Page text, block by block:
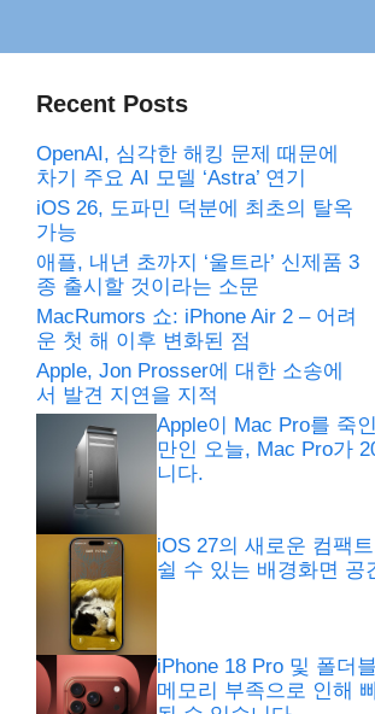
Recent Posts
OpenAI, 심각한 해킹 문제 때문에
차기 주요 AI 모델 ‘Astra’ 연기
iOS 26, 도파민 덕분에 최초의 탈옥
가능
애플, 내년 초까지 ‘울트라’ 신제품 3
종 출시할 것이라는 소문
MacRumors 쇼: iPhone Air 2 – 어려
운 첫 해 이후 변화된 점
Apple, Jon Prosser에 대한 소송에
서 발견 지연을 지적
Apple이 Mac Pro를 죽
만인 오늘, Mac Pro가
니다.
iOS 27의 새로운 컴팩
쉴 수 있는 배경화면 공
iPhone 18 Pro 및 폴더
메모리 부족으로 인해